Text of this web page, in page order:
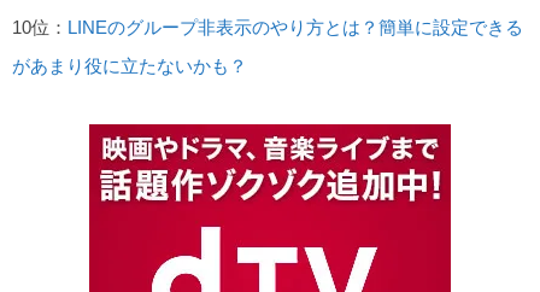
10位： LINEのグループ非表示のやり方とは？簡単に設定できる
があまり役に立たないかも？